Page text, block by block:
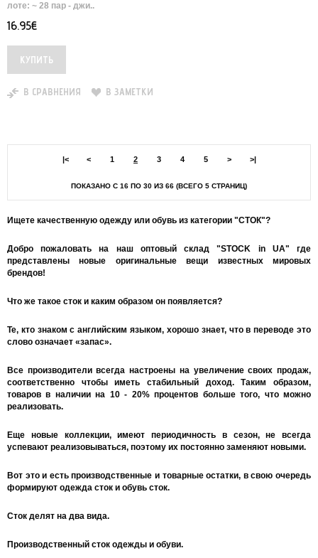
лоте: ~ 28 пар - джи..
16.95€
В СРАВНЕНИЯ В ЗАМЕТКИ
|< < 1 2 3 4 5 > >|
ПОКАЗАНО С 16 ПО 30 ИЗ 66 (ВСЕГО 5 СТРАНИЦ)
Ищете качественную одежду или обувь из категории "СТОК"?
Добро пожаловать на наш оптовый склад"STOCK in UA" где
представлены новые оригинальные вещи известных мировых
брендов!
Что же такое сток и каким образом он появляется?
Те, кто знаком с английским языком, хорошо знает, что в переводе это
слово означает «запас».
Все производители всегда настроены на увеличение своих продаж,
соответственно чтобы иметь стабильный доход. Таким образом,
товаров в наличии на 10 - 20% процентов больше того, что можно
реализовать.
Еще новые коллекции, имеют периодичность в сезон, не всегда
успевают реализовываться, поэтому их постоянно заменяют новыми.
Вот это и есть производственные и товарные остатки, в свою очередь
формируют одежда сток и обувь сток.
Сток делят на два вида.
Производственный сток одежды и обуви.